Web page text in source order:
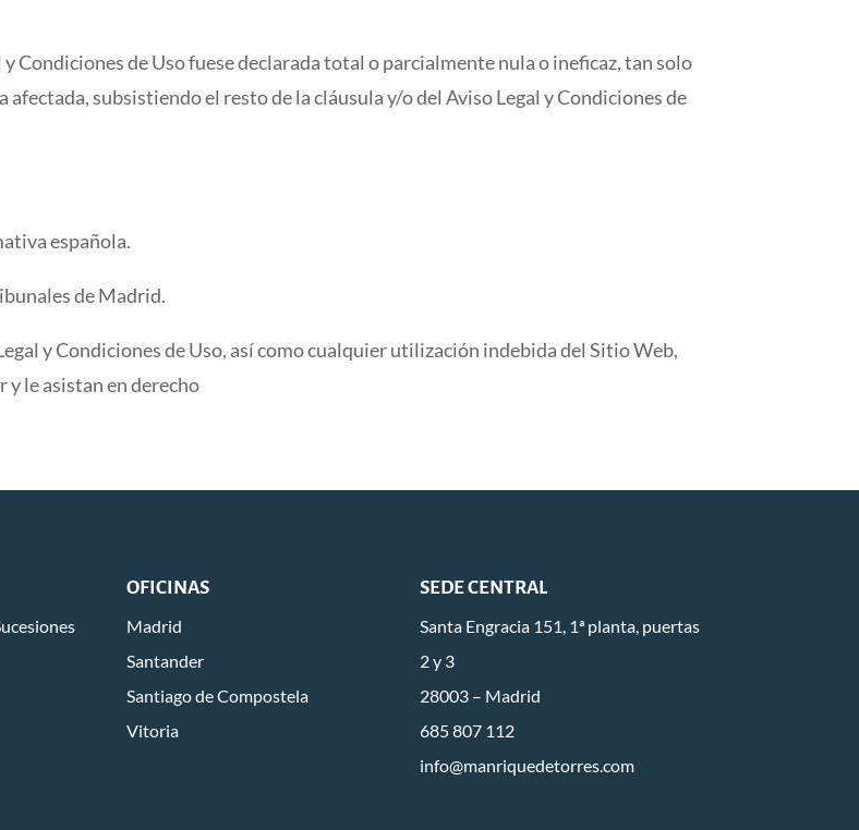
Condiciones de Uso fuese declarada total o parcialmente nula o ineficaz, tan solo
subsistiendo el resto de la cláusula y/o del Aviso Legal y Condiciones de
española.
de Madrid.
y Condiciones de Uso, así como cualquier utilización indebida del Sitio Web,
y le asistan en derecho
OFICINAS
Madrid
Santander
Santiago de Compostela
Vitoria
SEDE CENTRAL
Santa Engracia 151, 1ª planta, puertas
2 y 3
28003 – Madrid
685 807 112
info@manriquedetorres.com